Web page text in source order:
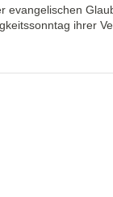
evangelischen
ihrer